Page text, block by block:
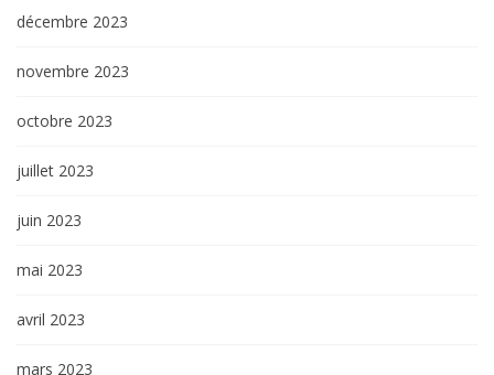
décembre 2023
novembre 2023
octobre 2023
juillet 2023
juin 2023
mai 2023
avril 2023
mars 2023